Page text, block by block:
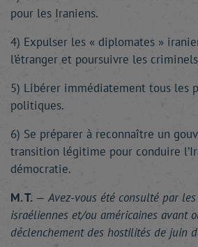
pour les Iraniens.
4) Expulser les « diplomates »
l’étranger et poursuivre les
5) Libérer immédiatement tous les
politiques.
6) Se préparer à reconnaître un
transition légitime pour conduire
démocratie.
M. T. —Avez-vous été consulté par
israéliennes et/ou américaines avant
déclenchement des hostilités de juin